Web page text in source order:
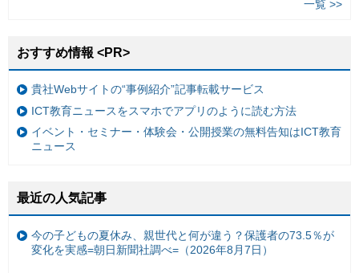
一覧 >>
おすすめ情報 <PR>
貴社Webサイトの“事例紹介”記事転載サービス
ICT教育ニュースをスマホでアプリのように読む方法
イベント・セミナー・体験会・公開授業の無料告知はICT教育
ニュース
最近の人気記事
今の子どもの夏休み、親世代と何が違う？保護者の73.5％が
変化を実感=朝日新聞社調べ=（2026年8月7日）